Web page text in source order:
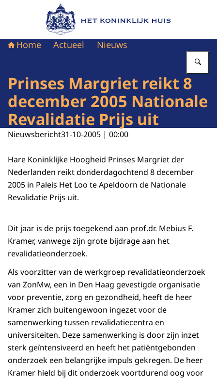
Naar de homepage van Het Koninklijk Huis
Home Actueel Nieuws
Prinses Margriet reikt 8
december 2005 Nationale
Revalidatie Prijs uit
Nieuwsbericht31-10-2005 | 00:00
Hare Koninklijke Hoogheid Prinses Margriet der
Nederlanden reikt donderdagochtend 8 december
2005 in Paleis Het Loo te Apeldoorn de Nationale
Revalidatie Prijs uit.
Dit jaar is de prijs toegekend aan prof.dr. Mebius F.
Kramer, vanwege zijn grote bijdrage aan het
revalidatieonderzoek.
Als voorzitter van de werkgroep revalidatieonderzoek
van ZonMw, een in Den Haag gevestigde organisatie
voor preventie, zorg en gezondheid, heeft de heer
Kramer zich buitengewoon ingezet voor de
samenwerking tussen revalidatiecentra en
universiteiten. Deze samenwerking is door zijn inzet
sterk geïntensiveerd en heeft het patiëntgebonden
onderzoek een belangrijke impuls gekregen. De heer
Kramer hield bij dit onderzoek voortdurend oog voor